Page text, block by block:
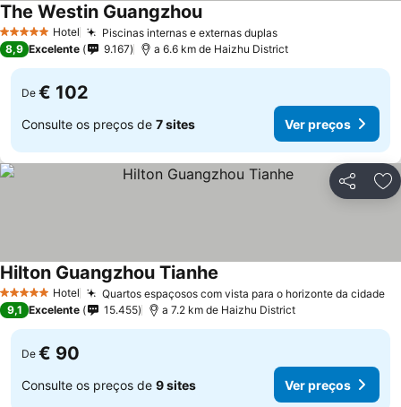
5 Estrelas Hotel Piscinas internas e externas duplas
The Westin Guangzhou
8,9 Excelente 9.167 a 6.6 km de Haizhu District
De € 102
Consulte os preços de 7 sites Ver preços
Partilhar
5 Estrelas Hotel Quartos espaçosos com vista para o horizonte da cidade
Hilton Guangzhou Tianhe
9,1 Excelente 15.455 a 7.2 km de Haizhu District
De € 90
Consulte os preços de 9 sites Ver preços